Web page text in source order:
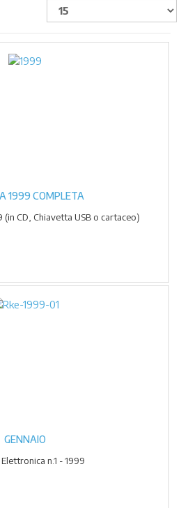
1999 COMPLETA
CD, Chiavetta USB o cartaceo)
GENNAIO
n.1 - 1999